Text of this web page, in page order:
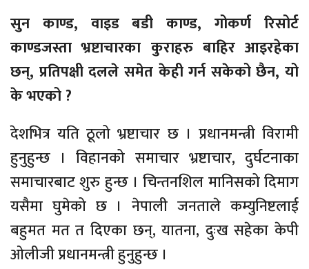
सुन काण्ड, वाइड बडी काण्ड, गोकर्ण रिसोर्ट
काण्डजस्ता भ्रष्टाचारका कुराहरु बाहिर आइरहेका
छन्, प्रतिपक्षी दलले समेत केही गर्न सकेको छैन, यो
के भएको ?
देशभित्र यति ठूलो भ्रष्टाचार छ । प्रधानमन्त्री विरामी
हुनुहुन्छ । विहानको समाचार भ्रष्टाचार, दुर्घटनाका
समाचारबाट शुरु हुन्छ । चिन्तनशिल मानिसको दिमाग
यसैमा घुमेको छ । नेपाली जनताले कम्युनिष्टलाई
बहुमत मत त दिएका छन्, यातना, दुःख सहेका केपी
ओलीजी प्रधानमन्त्री हुनुहुन्छ ।